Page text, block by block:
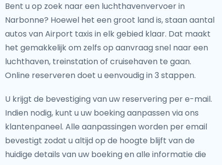
Bent u op zoek naar een luchthavenvervoer in
Narbonne? Hoewel het een groot land is, staan aantal
autos van Airport taxis in elk gebied klaar. Dat maakt
het gemakkelijk om zelfs op aanvraag snel naar een
luchthaven, treinstation of cruisehaven te gaan.
Online reserveren doet u eenvoudig in 3 stappen.
U krijgt de bevestiging van uw reservering per e-mail.
Indien nodig, kunt u uw boeking aanpassen via ons
klantenpaneel. Alle aanpassingen worden per email
bevestigt zodat u altijd op de hoogte blijft van de
huidige details van uw boeking en alle informatie die